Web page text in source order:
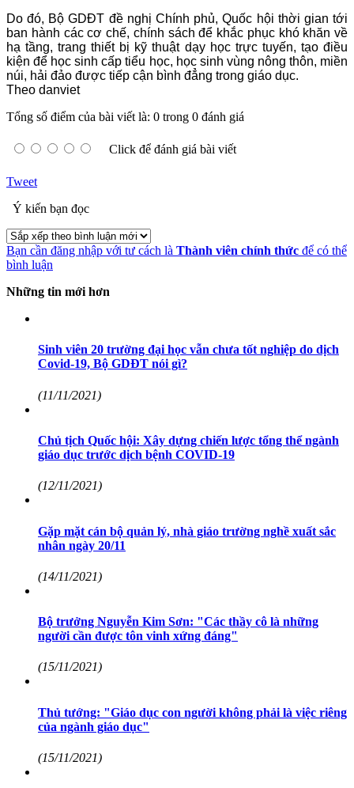
Do đó, Bộ GDĐT đề nghị Chính phủ, Quốc hội thời gian tới
ban hành các cơ chế, chính sách để khắc phục khó khăn về
hạ tầng, trang thiết bị kỹ thuật dạy học trực tuyến, tạo điều
kiện để học sinh cấp tiểu học, học sinh vùng nông thôn, miền
núi, hải đảo được tiếp cận bình đẳng trong giáo dục.
Theo danviet
Tổng số điểm của bài viết là: 0 trong 0 đánh giá
Click để đánh giá bài viết
Tweet
Ý kiến bạn đọc
Bạn cần đăng nhập với tư cách là Thành viên chính thức để có thể
bình luận
Những tin mới hơn
Sinh viên 20 trường đại học vẫn chưa tốt nghiệp do dịch
Covid-19, Bộ GDĐT nói gì?
(11/11/2021)
Chủ tịch Quốc hội: Xây dựng chiến lược tổng thể ngành
giáo dục trước dịch bệnh COVID-19
(12/11/2021)
Gặp mặt cán bộ quản lý, nhà giáo trường nghề xuất sắc
nhân ngày 20/11
(14/11/2021)
Bộ trưởng Nguyễn Kim Sơn: "Các thầy cô là những
người cần được tôn vinh xứng đáng"
(15/11/2021)
Thủ tướng: "Giáo dục con người không phải là việc riêng
của ngành giáo dục"
(15/11/2021)